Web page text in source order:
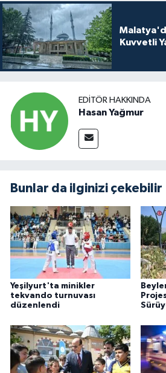
Kuvvetli
EDITÖR HAKKINDA
Hasan Yağmur
Bunlar da ilginizi çekebilir
Yeşilyurt'ta minikler
tekvando turnuvası
düzenlendi